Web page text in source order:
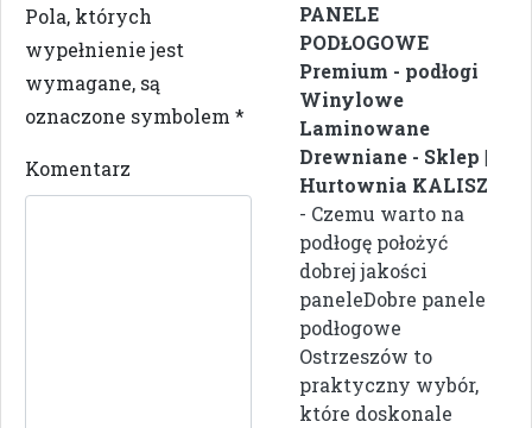
Pola, których
wypełnienie jest
wymagane, są
oznaczone symbolem *
Komentarz
PANELE
PODŁOGOWE
Premium - podłogi
Winylowe
Laminowane
Drewniane - Sklep |
Hurtownia KALISZ
- Czemu warto na
podłogę położyć
dobrej jakości
paneleDobre panele
podłogowe
Ostrzeszów to
praktyczny wybór,
które doskonale